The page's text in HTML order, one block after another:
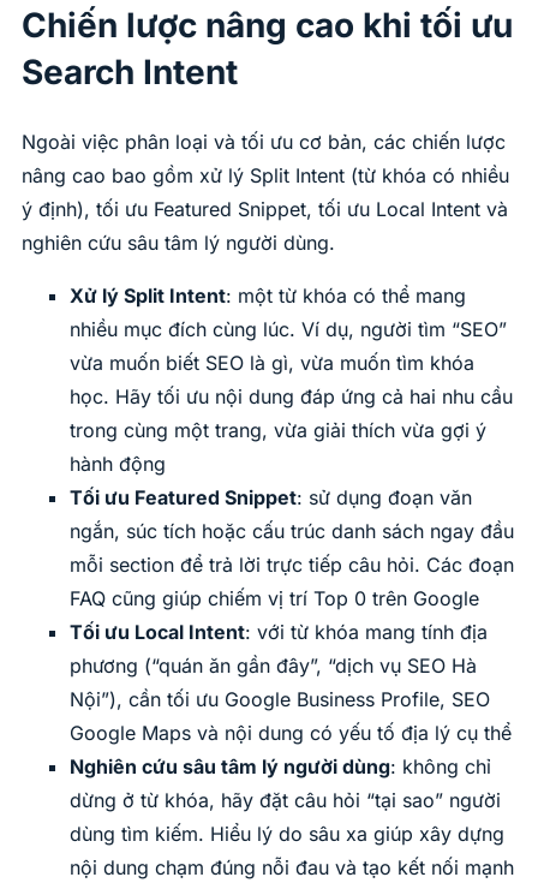
Chiến lược nâng cao khi tối ưu
Search Intent
Ngoài việc phân loại và tối ưu cơ bản, các chiến lược
nâng cao bao gồm xử lý Split Intent (từ khóa có nhiều
ý định), tối ưu Featured Snippet, tối ưu Local Intent và
nghiên cứu sâu tâm lý người dùng.
Xử lý Split Intent: một từ khóa có thể mang
nhiều mục đích cùng lúc. Ví dụ, người tìm “SEO”
vừa muốn biết SEO là gì, vừa muốn tìm khóa
học. Hãy tối ưu nội dung đáp ứng cả hai nhu cầu
trong cùng một trang, vừa giải thích vừa gợi ý
hành động
Tối ưu Featured Snippet: sử dụng đoạn văn
ngắn, súc tích hoặc cấu trúc danh sách ngay đầu
mỗi section để trả lời trực tiếp câu hỏi. Các đoạn
FAQ cũng giúp chiếm vị trí Top 0 trên Google
Tối ưu Local Intent: với từ khóa mang tính địa
phương (“quán ăn gần đây”, “dịch vụ SEO Hà
Nội”), cần tối ưu Google Business Profile, SEO
Google Maps và nội dung có yếu tố địa lý cụ thể
Nghiên cứu sâu tâm lý người dùng: không chỉ
dừng ở từ khóa, hãy đặt câu hỏi “tại sao” người
dùng tìm kiếm. Hiểu lý do sâu xa giúp xây dựng
nội dung chạm đúng nỗi đau và tạo kết nối mạnh